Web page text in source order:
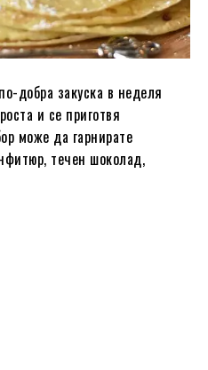
добра закуска в неделя
и се приготвя
може да гарнирате
течен шоколад,